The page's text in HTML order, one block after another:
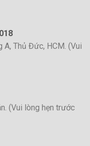
Thủ Đức, HCM. (Vui
(Vui lòng hẹn trước